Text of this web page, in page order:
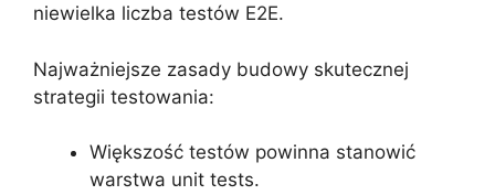
niewielka liczba testów E2E.
Najważniejsze zasady budowy skutecznej
strategii testowania:
Większość testów powinna stanowić
warstwa unit tests.